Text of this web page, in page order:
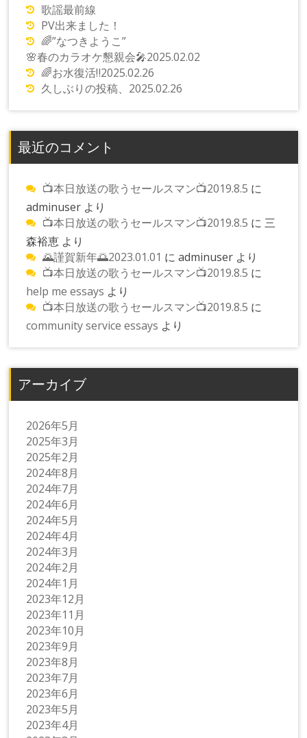
歌謡最前線
PV出来ました！
🌈”なつきようこ”
🌸春のカラオケ懇親会🎤2025.02.02
🌈お水復活‼️2025.02.26
久しぶりの投稿、2025.02.26
最近のコメント
📺本日放送の歌うセールスマン📺2019.8.5 に
adminuser より
📺本日放送の歌うセールスマン📺2019.8.5 に三
森裕恵 より
🌄謹賀新年🌅2023.01.01 にadminuser より
📺本日放送の歌うセールスマン📺2019.8.5 に
help me essays より
📺本日放送の歌うセールスマン📺2019.8.5 に
community service essays より
アーカイブ
2026年5月
2025年3月
2025年2月
2024年8月
2024年7月
2024年6月
2024年5月
2024年4月
2024年3月
2024年2月
2024年1月
2023年12月
2023年11月
2023年10月
2023年9月
2023年8月
2023年7月
2023年6月
2023年5月
2023年4月